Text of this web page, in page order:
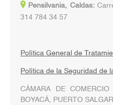
Pensilvania, Caldas:
314 784 34 57
Política General de
Política de la Seguridad de
CÁMARA DE
BOYACÁ, PUERTO